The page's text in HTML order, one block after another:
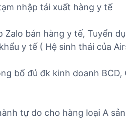
nhập tái xuất hàng y tế
Zalo bán hàng y tế, Tuyển
y tế ( Hệ sinh thái của
bố đủ đk kinh doanh
tự do cho hàng loại A